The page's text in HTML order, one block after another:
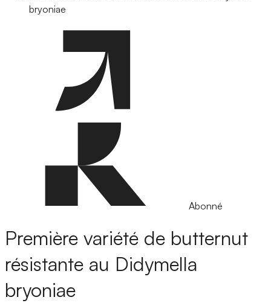
bryoniae
Abonné
Première variété de butternut
résistante au Didymella
bryoniae